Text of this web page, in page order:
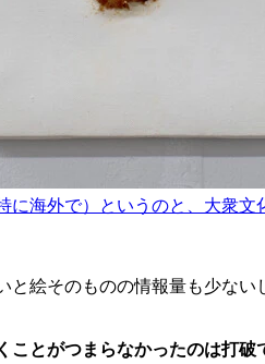
に海外で）というのと、大衆
絵そのものの情報量も少ない
とがつまらなかったのは打破